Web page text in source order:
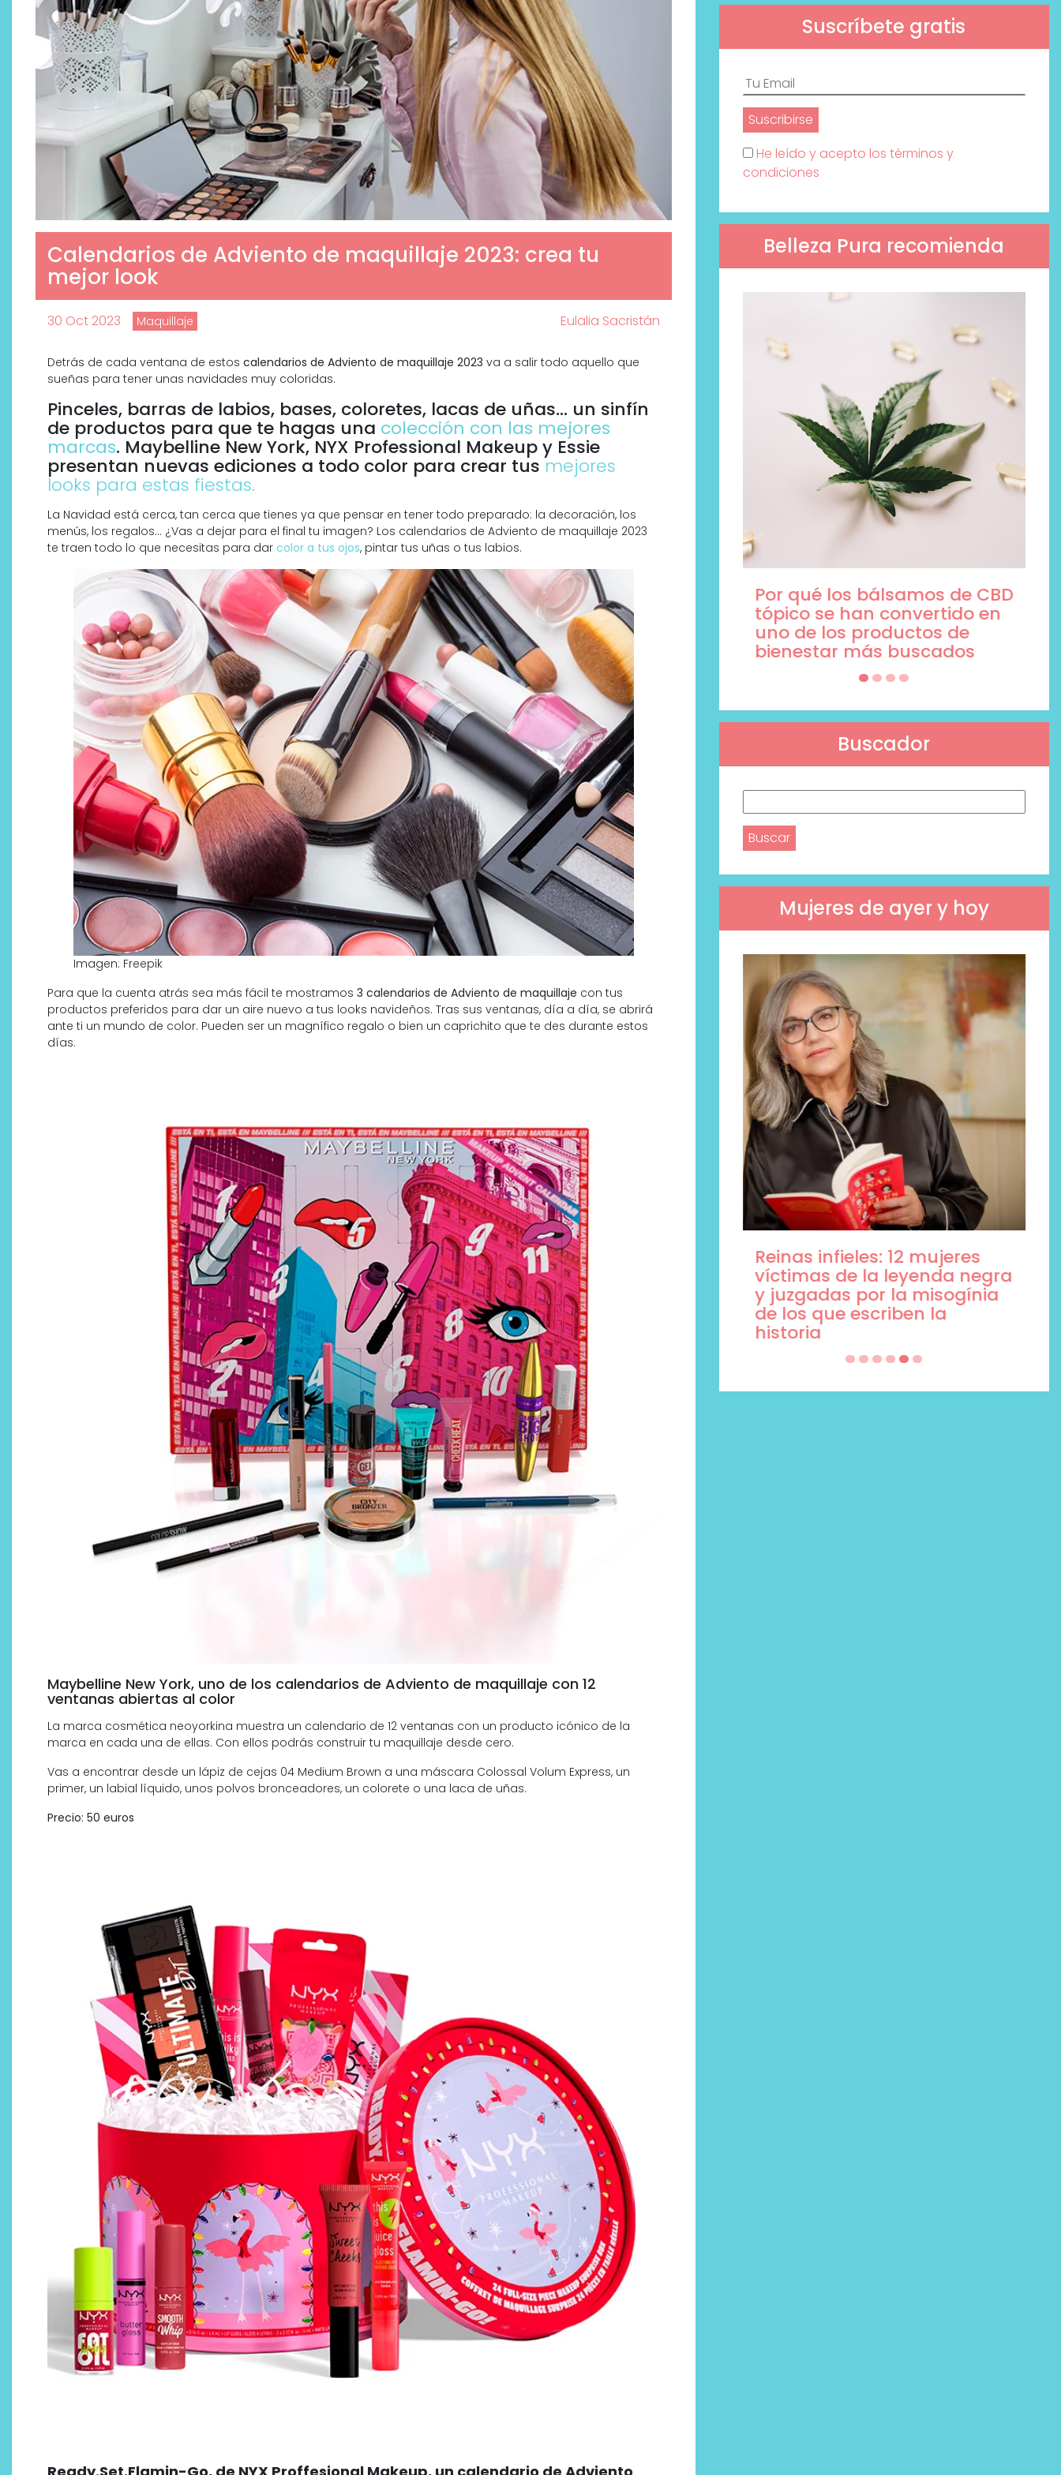
Calendarios de Adviento de maquillaje 2023: crea tu
mejor look
30 Oct 2023 Maquillaje Eulalia Sacristán
Detrás de cada ventana de estos calendarios de Adviento de maquillaje 2023 va a salir todo aquello que
sueñas para tener unas navidades muy coloridas.
Pinceles, barras de labios, bases, coloretes, lacas de uñas… un sinfín
de productos para que te hagas una colección con las mejores
marcas. Maybelline New York, NYX Professional Makeup y Essie
presentan nuevas ediciones a todo color para crear tusmejores
looks para estas fiestas.
La Navidad está cerca, tan cerca que tienes ya que pensar en tener todo preparado: la decoración, los
menús, los regalos… ¿Vas a dejar para el final tu imagen? Los calendarios de Adviento de maquillaje 2023
te traen todo lo que necesitas para dar color a tus ojos, pintar tus uñas o tus labios.
Imagen: Freepik
Para que la cuenta atrás sea más fácil te mostramos 3 calendarios de Adviento de maquillaje con tus
productos preferidos para dar un aire nuevo a tus looks navideños. Tras sus ventanas, día a día, se abrirá
ante ti un mundo de color. Pueden ser un magnífico regalo o bien un caprichito que te des durante estos
días.
Maybelline New York, uno de los calendarios de Adviento de maquillaje con 12
ventanas abiertas al color
La marca cosmética neoyorkina muestra un calendario de 12 ventanas con un producto icónico de la
marca en cada una de ellas. Con ellos podrás construir tu maquillaje desde cero.
Vas a encontrar desde un lápiz de cejas 04 Medium Brown a una máscara Colossal Volum Express, un
primer, un labial líquido, unos polvos bronceadores, un colorete o una laca de uñas.
Precio: 50 euros
Suscríbete gratis
He leído y acepto los términos y
condiciones
Belleza Pura recomienda
Descubre cómo la cosmética
profesional va desde las
cabinas a tu rutina diaria
Por qué los bálsamos de CBD
tópico se han convertido en
uno de los productos de
bienestar más buscados
Trajes de baño de moda, 5
modelos que están
arrasando este verano
Buscador
Mujeres de ayer y hoy
El amor en los tiempos de las
apps de citas y los
encuentros sentimentales
con sentido
Reinas infieles: 12 mujeres
víctimas de la leyenda negra
y juzgadas por la misogínia
de los que escriben la
historia
¿Qué revelan las zapatillas
de Alexia Putellas para Nike
sobre la nueva era del
objeto-artista?